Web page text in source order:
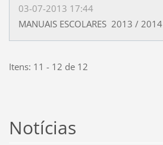
03-07-2013 17:44
MANUAIS ESCOLARES 2013 / 2014
Itens: 11 - 12 de 12
Notícias